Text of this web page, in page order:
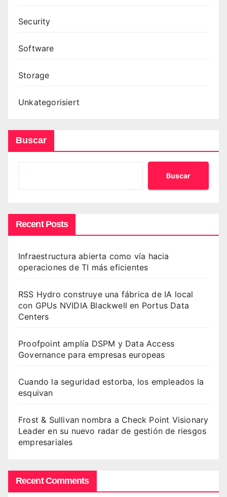
Security
Software
Storage
Unkategorisiert
Buscar
Buscar
Recent Posts
Infraestructura abierta como vía hacia
operaciones de TI más eficientes
RSS Hydro construye una fábrica de IA local
con GPUs NVIDIA Blackwell en Portus Data
Centers
Proofpoint amplía DSPM y Data Access
Governance para empresas europeas
Cuando la seguridad estorba, los empleados la
esquivan
Frost & Sullivan nombra a Check Point Visionary
Leader en su nuevo radar de gestión de riesgos
empresariales
Recent Comments